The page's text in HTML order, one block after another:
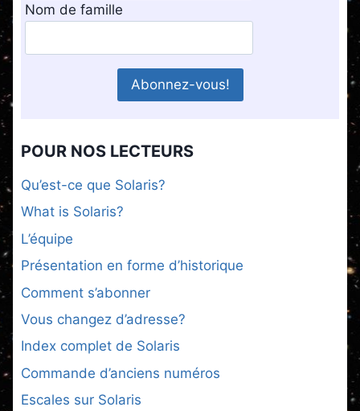
Nom de famille
POUR NOS LECTEURS
Qu’est-ce que Solaris?
What is Solaris?
L’équipe
Présentation en forme d’historique
Comment s’abonner
Vous changez d’adresse?
Index complet de Solaris
Commande d’anciens numéros
Escales sur Solaris